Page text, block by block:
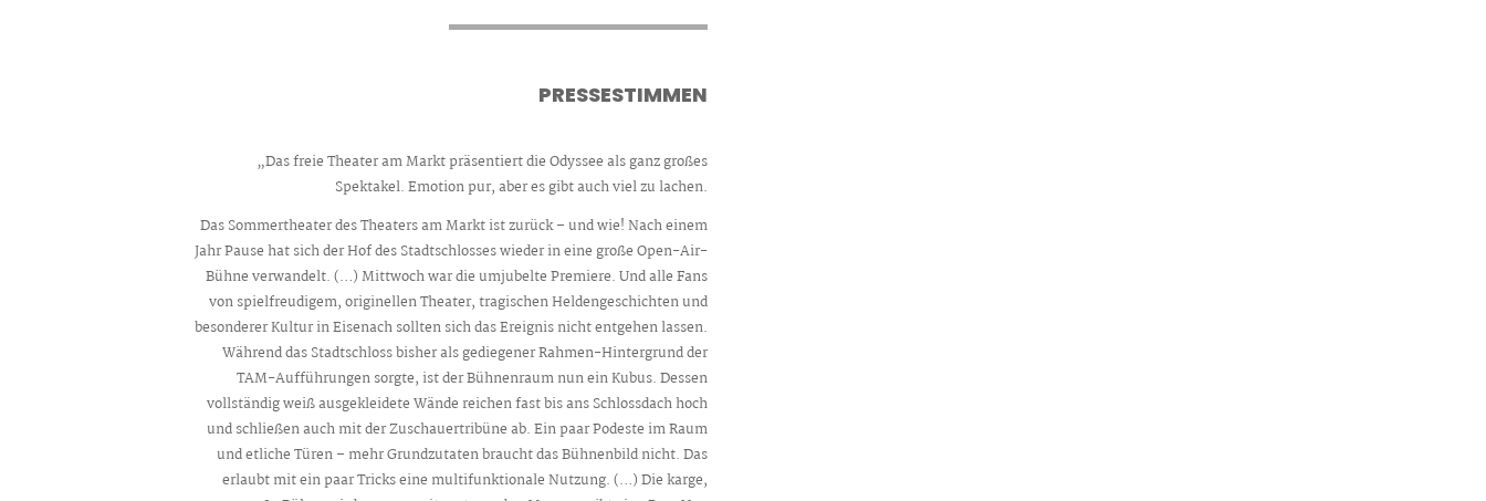
PRESSESTIMMEN
„Das freie Theater am Markt präsentiert die Odyssee als ganz großes
Spektakel. Emotion pur, aber es gibt auch viel zu lachen.
Das Sommertheater des Theaters am Markt ist zurück – und wie! Nach einem
Jahr Pause hat sich der Hof des Stadtschlosses wieder in eine große Open-Air-
Bühne verwandelt. (…) Mittwoch war die umjubelte Premiere. Und alle Fans
von spielfreudigem, originellen Theater, tragischen Heldengeschichten und
besonderer Kultur in Eisenach sollten sich das Ereignis nicht entgehen lassen.
Während das Stadtschloss bisher als gediegener Rahmen-Hintergrund der
TAM-Aufführungen sorgte, ist der Bühnenraum nun ein Kubus. Dessen
vollständig weiß ausgekleidete Wände reichen fast bis ans Schlossdach hoch
und schließen auch mit der Zuschauertribüne ab. Ein paar Podeste im Raum
und etliche Türen – mehr Grundzutaten braucht das Bühnenbild nicht. Das
erlaubt mit ein paar Tricks eine multifunktionale Nutzung. (…) Die karge,